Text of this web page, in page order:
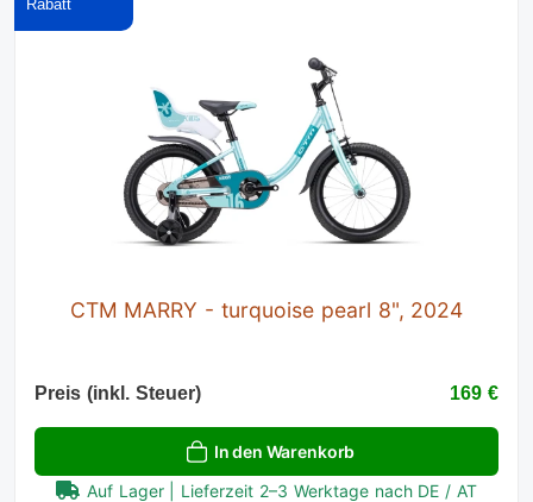
CTM MARRY - turquoise pearl 8", 2024
Preis (inkl. Steuer) 169 €
In den Warenkorb
Auf Lager | Lieferzeit 2–3 Werktage nach DE / AT